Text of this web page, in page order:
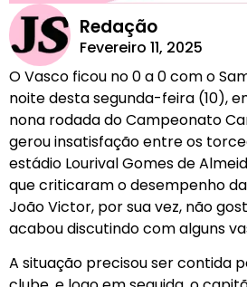
Redação
Fevereiro 11, 2025
O Vasco ficou no 0 a 0 com o
noite desta segunda-feira (10),
nona rodada do Campeonato
gerou insatisfação entre os
estádio Lourival Gomes de
que criticaram o desempenho
João Victor, por sua vez, não
acabou discutindo com alguns
A situação precisou ser contida